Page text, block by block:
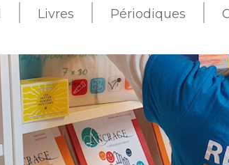
Livres Périodiques